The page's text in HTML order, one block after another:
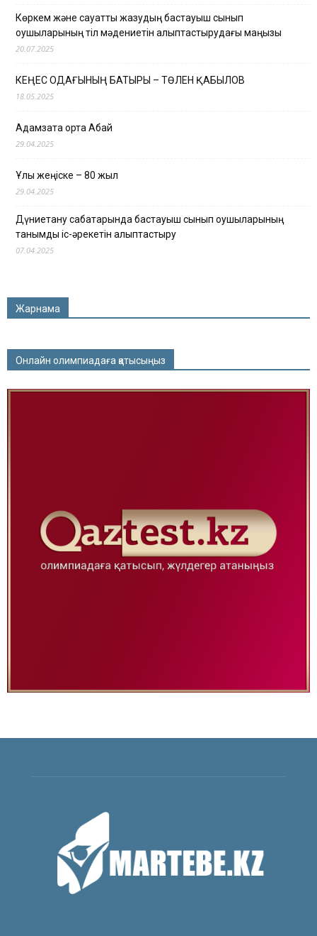
Көркем және сауатты жазудың бастауыш сынып
оқушыларының тіл мәдениетін қалыптастырудағы маңызы
20.07.2025
КЕҢЕС ОДАҒЫНЫҢ БАТЫРЫ – ТӨЛЕН ҚАБЫЛОВ
18.05.2025
Адамзатқа ортақ Абай
29.04.2025
Ұлы жеңіске – 80 жыл
29.04.2025
Дүниетану сабақтарында бастауыш сынып оқушыларының
танымдық іс-әрекетін қалыптастыру
07.04.2025
Жарнама
Онлайн олимпиадаға қатысыңыз